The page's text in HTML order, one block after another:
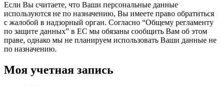
Если Вы считаете, что Ваши персональные данные
используются не по назначению, Вы имеете право обратиться
с жалобой в надзорный орган. Согласно “Общему регламенту
по защите данных” в ЕС мы обязаны сообщить Вам об этом
праве, однако мы не планируем использовать Ваши данные не
по назначению.
Моя учетная запись